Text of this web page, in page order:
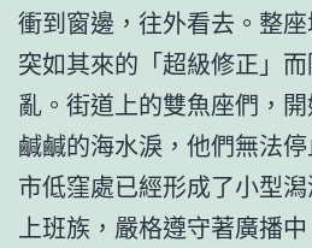
衝到窗邊，往外看去。整
突如其來的「超級修正」
亂。街道上的雙魚座們，
鹹鹹的海水淚，他們無法
市低窪處已經形成了小型
上班族，嚴格遵守著廣播